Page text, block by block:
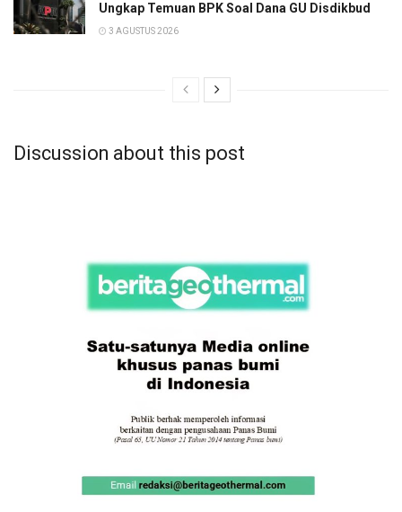
Ungkap Temuan BPK Soal Dana GU Disdikbud
3 AGUSTUS 2026
Discussion about this post